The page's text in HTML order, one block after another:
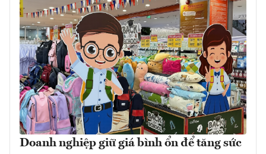
Doanh nghiệp giữ giá bình ổn để tăng sức